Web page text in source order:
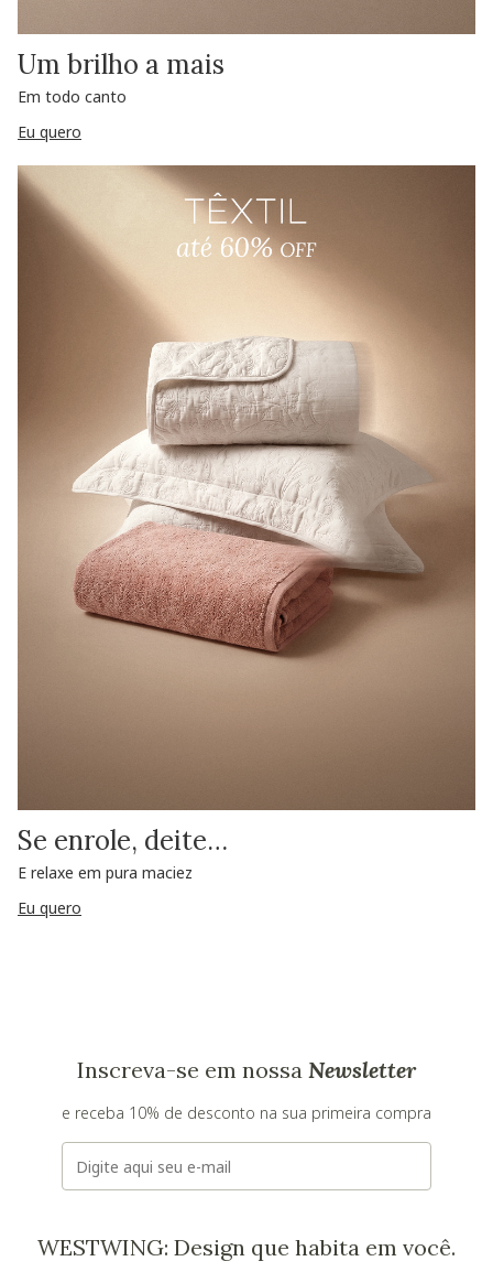
Um brilho a mais
Em todo canto
Eu quero
Se enrole, deite…
E relaxe em pura maciez
Eu quero
Inscreva-se em nossa Newsletter
e receba 10% de desconto na sua primeira compra
E-mail
WESTWING: Design que habita em você.